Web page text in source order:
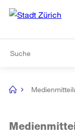
Navigation
[no